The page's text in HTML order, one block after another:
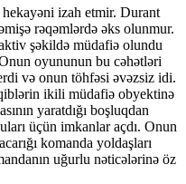
izah etmir. Durant
rəqəmlərdə əks olunmur.
şəkildə müdafiə olundu
oyununun bu cəhətləri
və onun töhfəsi əvəzsiz idi.
ikili müdafiə obyektinə
yaratdığı boşluqdan
üçün imkanlar açdı. Onun
komanda yoldaşları
uğurlu nəticələrinə öz